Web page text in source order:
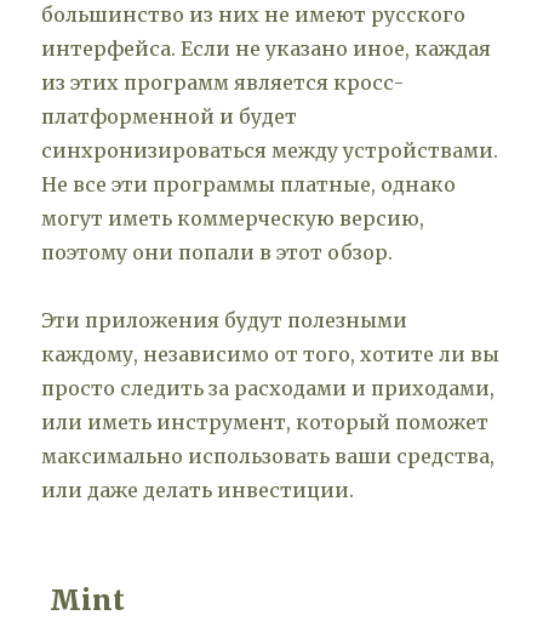
большинство из них не имеют русского
интерфейса. Если не указано иное, каждая
из этих программ является кросс-
платформенной и будет
синхронизироваться между устройствами.
Не все эти программы платные, однако
могут иметь коммерческую версию,
поэтому они попали в этот обзор.
Эти приложения будут полезными
каждому, независимо от того, хотите ли вы
просто следить за расходами и приходами,
или иметь инструмент, который поможет
максимально использовать ваши средства,
или даже делать инвестиции.
Mint